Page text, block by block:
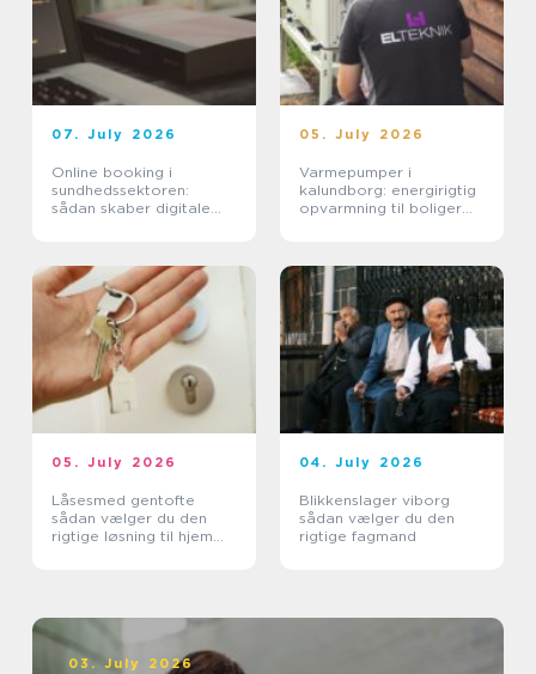
07. July 2026
Online booking i
sundhedssektoren:
sådan skaber digitale
05. July 2026
Varmepumper i
kalundborg: energirigtig
opvarmning til boliger
05. July 2026
Låsesmed gentofte
sådan vælger du den
rigtige løsning til hjem
04. July 2026
Blikkenslager viborg
sådan vælger du den
rigtige fagmand
03. July 2026